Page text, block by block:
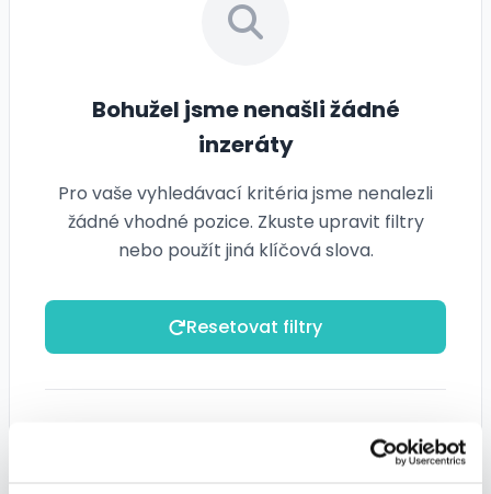
Bohužel jsme nenašli žádné
inzeráty
Pro vaše vyhledávací kritéria jsme nenalezli
žádné vhodné pozice. Zkuste upravit filtry
nebo použít jiná klíčová slova.
Resetovat filtry